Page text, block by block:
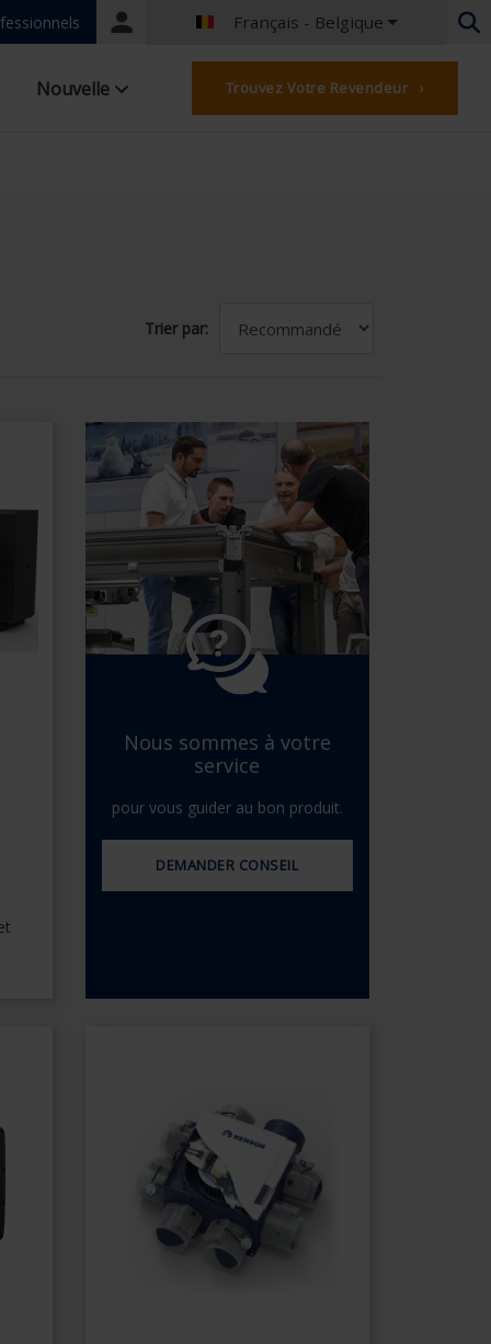
Portal
Français - Belgique
Néerlandais - Belgique
Français - Belgique
Néerlandais - Pays-Bas
Allemand - Suisse
Hongrois - Hongrie
Italien - Italie
Polonais - Pologne
Espagnol - l'Espagne
Danois - Danemark
Norwegian - Norway
Suédois - Suède
Anglias - Irlande
Anglais - Canada
Moyen Orient
Russe - La russie
Nouvelle Trouvez Votre Revendeur ›
Trier par:
Nous sommes à votre
service
pour vous guider au bon produit.
DEMANDER CONSEIL